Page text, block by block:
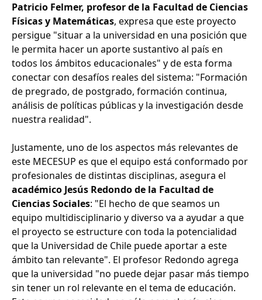
Patricio Felmer, profesor de la Facultad de Ciencias
Físicas y Matemáticas, expresa que este proyecto
persigue "situar a la universidad en una posición que
le permita hacer un aporte sustantivo al país en
todos los ámbitos educacionales" y de esta forma
conectar con desafíos reales del sistema: "Formación
de pregrado, de postgrado, formación continua,
análisis de políticas públicas y la investigación desde
nuestra realidad".
Justamente, uno de los aspectos más relevantes de
este MECESUP es que el equipo está conformado por
profesionales de distintas disciplinas, asegura el
académico Jesús Redondo de la Facultad de
Ciencias Sociales: "El hecho de que seamos un
equipo multidisciplinario y diverso va a ayudar a que
el proyecto se estructure con toda la potencialidad
que la Universidad de Chile puede aportar a este
ámbito tan relevante". El profesor Redondo agrega
que la universidad "no puede dejar pasar más tiempo
sin tener un rol relevante en el tema de educación.